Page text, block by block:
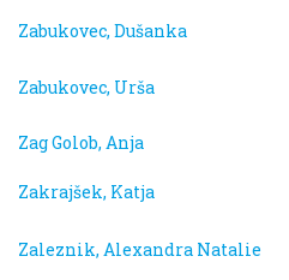
Zabukovec, Dušanka
Zabukovec, Urša
Zag Golob, Anja
Zakrajšek, Katja
Zaleznik, Alexandra Natalie